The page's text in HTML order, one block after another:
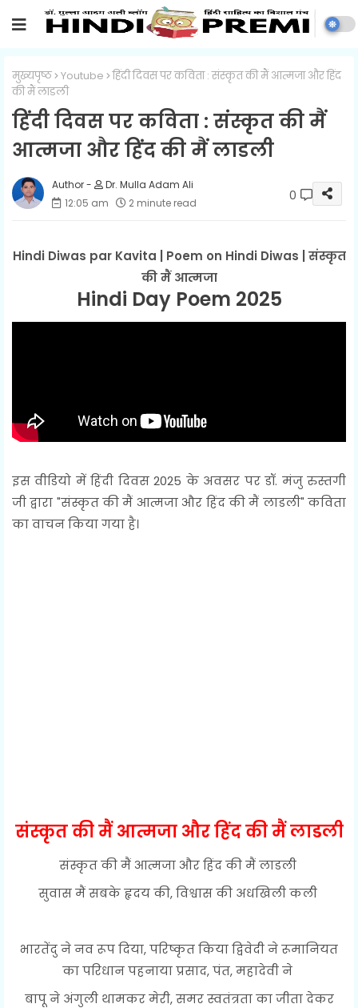
मुख्यपृष्ठ Youtube
हिंदी दिवस पर कविता : संस्कृत की मैं आत्मजा और हिंद
की मैं लाडली
हिंदी दिवस पर कविता : संस्कृत की मैं
आत्मजा और हिंद की मैं लाडली
Dr. Mulla Adam Ali
12:05 am
2 minute read 0
Hindi Diwas par Kavita | Poem on Hindi Diwas | संस्कृत
की मैं आत्मजा
Hindi Day Poem 2025
इस वीडियो में हिंदी दिवस 2025 के अवसर पर डॉ. मंजु रुस्तगी
जी द्वारा "संस्कृत की मैं आत्मजा और हिंद की मैं लाडली" कविता
का वाचन किया गया है।
संस्कृत की मैं आत्मजा और हिंद की मैं लाडली
संस्कृत की मैं आत्मजा और हिंद की मैं लाडली
सुवास मैं सबके हृदय की, विश्वास की अधखिली कली
भारतेंदु ने नव रूप दिया, परिष्कृत किया द्विवेदी ने रूमानियत
का परिधान पहनाया प्रसाद, पंत, महादेवी ने
बापू ने अंगुली थामकर मेरी, समर स्वतंत्रता का जीता देकर